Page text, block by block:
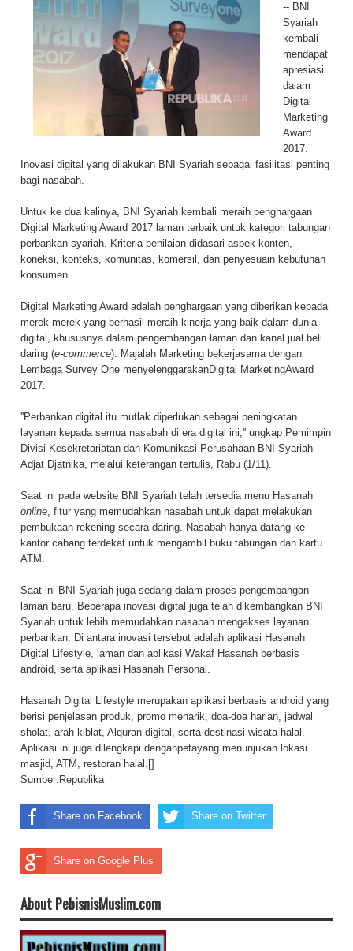
-- BNI
Syariah
kembali
mendapat
apresiasi
dalam
Digital
Marketing
Award
2017.
Inovasi digital yang dilakukan BNI Syariah sebagai fasilitasi penting
bagi nasabah.
Untuk ke dua kalinya, BNI Syariah kembali meraih penghargaan
Digital Marketing Award 2017 laman terbaik untuk kategori tabungan
perbankan syariah. Kriteria penilaian didasari aspek konten,
koneksi, konteks, komunitas, komersil, dan penyesuain kebutuhan
konsumen.
Digital Marketing Award adalah penghargaan yang diberikan kepada
merek-merek yang berhasil meraih kinerja yang baik dalam dunia
digital, khususnya dalam pengembangan laman dan kanal jual beli
daring (e-commerce). Majalah Marketing bekerjasama dengan
Lembaga Survey One menyelenggarakanDigital MarketingAward
2017.
''Perbankan digital itu mutlak diperlukan sebagai peningkatan
layanan kepada semua nasabah di era digital ini,'' ungkap Pemimpin
Divisi Kesekretariatan dan Komunikasi Perusahaan BNI Syariah
Adjat Djatnika, melalui keterangan tertulis, Rabu (1/11).
Saat ini pada website BNI Syariah telah tersedia menu Hasanah
online, fitur yang memudahkan nasabah untuk dapat melakukan
pembukaan rekening secara daring. Nasabah hanya datang ke
kantor cabang terdekat untuk mengambil buku tabungan dan kartu
ATM.
Saat ini BNI Syariah juga sedang dalam proses pengembangan
laman baru. Beberapa inovasi digital juga telah dikembangkan BNI
Syariah untuk lebih memudahkan nasabah mengakses layanan
perbankan. Di antara inovasi tersebut adalah aplikasi Hasanah
Digital Lifestyle, laman dan aplikasi Wakaf Hasanah berbasis
android, serta aplikasi Hasanah Personal.
Hasanah Digital Lifestyle merupakan aplikasi berbasis android yang
berisi penjelasan produk, promo menarik, doa-doa harian, jadwal
sholat, arah kiblat, Alquran digital, serta destinasi wisata halal.
Aplikasi ini juga dilengkapi denganpetayang menunjukan lokasi
masjid, ATM, restoran halal.[]
Sumber: Republika
Share on Facebook Share on Twitter
Share on Google Plus
About PebisnisMuslim.com